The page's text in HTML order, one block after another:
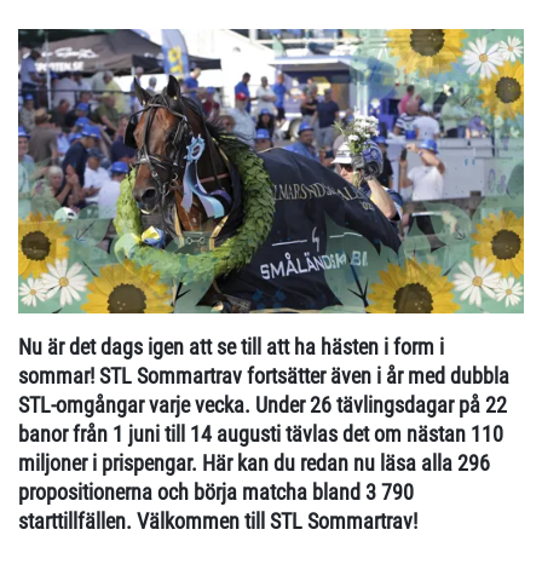
Nu är det dags igen att se till att ha hästen i form i
sommar! STL Sommartrav fortsätter även i år med dubbla
STL-omgångar varje vecka. Under 26 tävlingsdagar på 22
banor från 1 juni till 14 augusti tävlas det om nästan 110
miljoner i prispengar. Här kan du redan nu läsa alla 296
propositionerna och börja matcha bland 3 790
starttillfällen. Välkommen till STL Sommartrav!